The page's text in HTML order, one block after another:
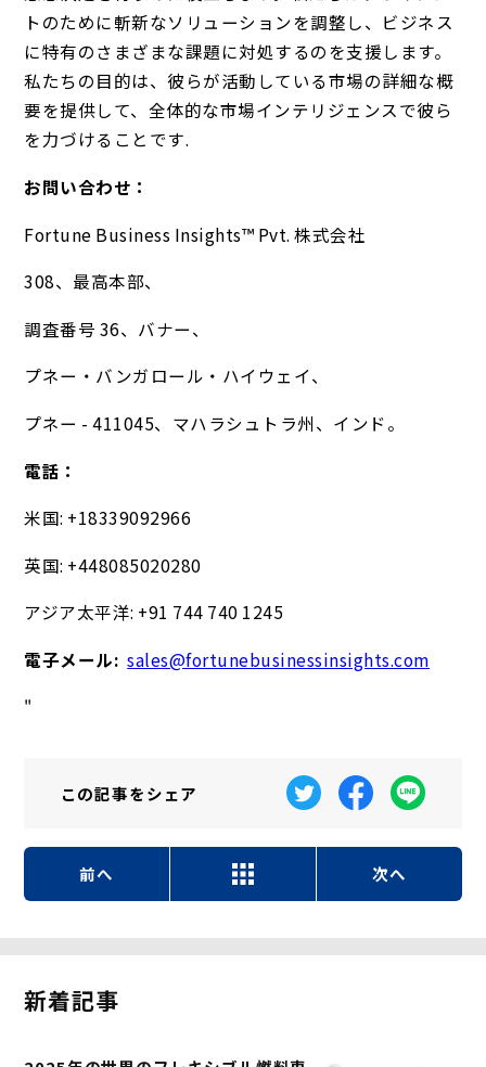
トのために斬新なソリューションを調整し、ビジネス
に特有のさまざまな課題に対処するのを支援します。
私たちの目的は、彼らが活動している市場の詳細な概
要を提供して、全体的な市場インテリジェンスで彼ら
を力づけることです.
お問い合わせ：
Fortune Business Insights™ Pvt. 株式会社
308、最高本部、
調査番号 36、バナー、
プネー・バンガロール・ハイウェイ、
プネー - 411045、マハラシュトラ州、インド。
電話：
米国: +18339092966
英国: +448085020280
アジア太平洋: +91 744 740 1245
電子メール: sales@fortunebusinessinsights.com
"
この記事をシェア
前へ 次へ
新着記事